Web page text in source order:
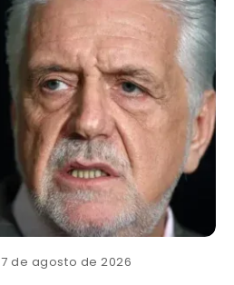
7 de agosto de 2026